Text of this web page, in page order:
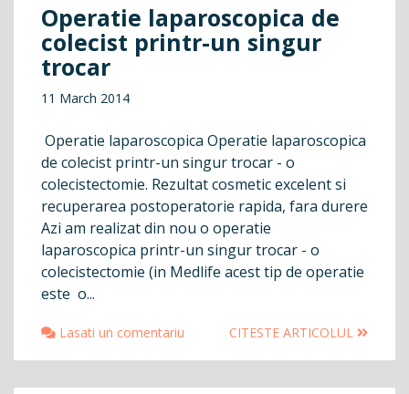
Operatie laparoscopica de
colecist printr-un singur
trocar
11 March 2014
Operatie laparoscopica Operatie laparoscopica
de colecist printr-un singur trocar - o
colecistectomie. Rezultat cosmetic excelent si
recuperarea postoperatorie rapida, fara durere
Azi am realizat din nou o operatie
laparoscopica printr-un singur trocar - o
colecistectomie (in Medlife acest tip de operatie
este o...
Lasati un comentariu CITESTE ARTICOLUL